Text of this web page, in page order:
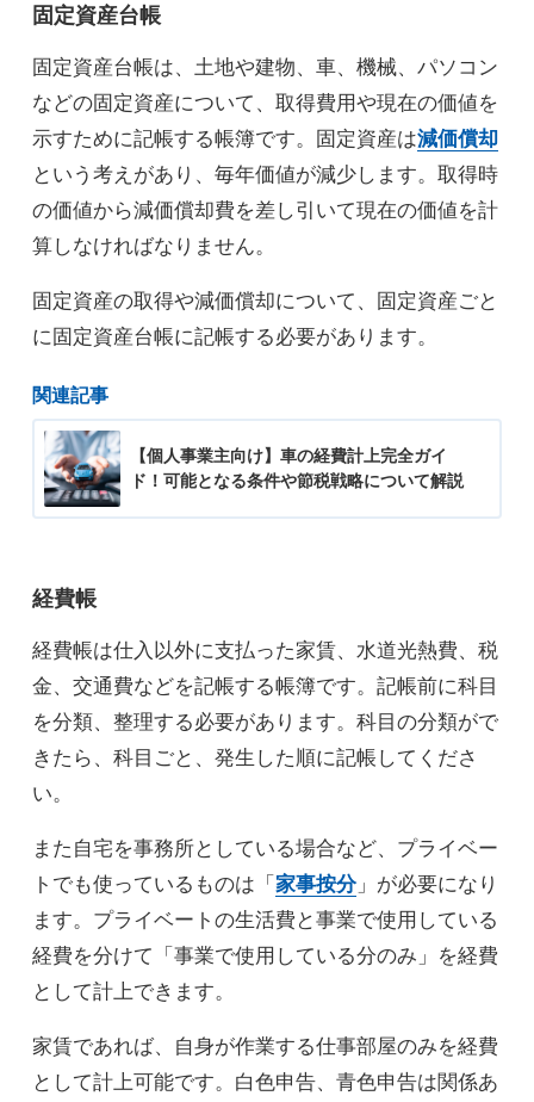
固定資産台帳
固定資産台帳は、土地や建物、車、機械、パソコン
などの固定資産について、取得費用や現在の価値を
示すために記帳する帳簿です。固定資産は減価償却
という考えがあり、毎年価値が減少します。取得時
の価値から減価償却費を差し引いて現在の価値を計
算しなければなりません。
固定資産の取得や減価償却について、固定資産ごと
に固定資産台帳に記帳する必要があります。
関連記事
【個人事業主向け】車の経費計上完全ガイ
ド！可能となる条件や節税戦略について解説
経費帳
経費帳は仕入以外に支払った家賃、水道光熱費、税
金、交通費などを記帳する帳簿です。記帳前に科目
を分類、整理する必要があります。科目の分類がで
きたら、科目ごと、発生した順に記帳してくださ
い。
また自宅を事務所としている場合など、プライベー
トでも使っているものは「家事按分」が必要になり
ます。プライベートの生活費と事業で使用している
経費を分けて「事業で使用している分のみ」を経費
として計上できます。
家賃であれば、自身が作業する仕事部屋のみを経費
として計上可能です。白色申告、青色申告は関係あ